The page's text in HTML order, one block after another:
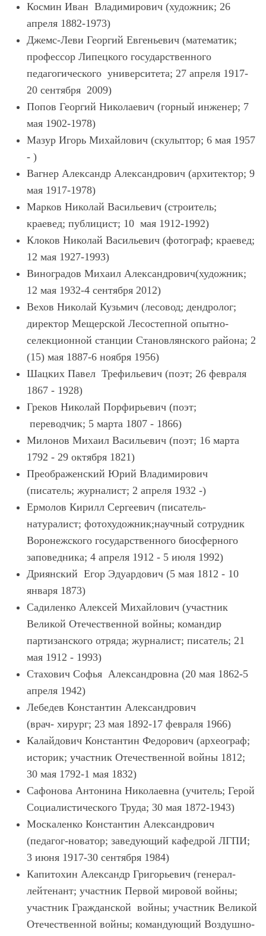
Космин Иван Владимирович (художник; 26
апреля 1882-1973)
Джемс-Леви Георгий Евгеньевич (математик;
профессор Липецкого государственного
педагогического университета; 27 апреля 1917-
20 сентября 2009)
Попов Георгий Николаевич (горный инженер; 7
мая 1902-1978)
Мазур Игорь Михайлович (скульптор; 6 мая 1957
- )
Вагнер Александр Александрович (архитектор; 9
мая 1917-1978)
Марков Николай Васильевич (строитель;
краевед; публицист; 10 мая 1912-1992)
Клоков Николай Васильевич (фотограф; краевед;
12 мая 1927-1993)
Виноградов Михаил Александрович(художник;
12 мая 1932-4 сентября 2012)
Вехов Николай Кузьмич (лесовод; дендролог;
директор Мещерской Лесостепной опытно-
селекционной станции Становлянского района; 2
(15) мая 1887-6 ноября 1956)
Шацких Павел Трефильевич (поэт; 26 февраля
1867 - 1928)
Греков Николай Порфирьевич (поэт;
переводчик; 5 марта 1807 - 1866)
Милонов Михаил Васильевич (поэт; 16 марта
1792 - 29 октября 1821)
Преображенский Юрий Владимирович
(писатель; журналист; 2 апреля 1932 -)
Ермолов Кирилл Сергеевич (писатель-
натуралист; фотохудожник;научный сотрудник
Воронежского государственного биосферного
заповедника; 4 апреля 1912 - 5 июля 1992)
Дриянский Егор Эдуардович (5 мая 1812 - 10
января 1873)
Садиленко Алексей Михайлович (участник
Великой Отечественной войны; командир
партизанского отряда; журналист; писатель; 21
мая 1912 - 1993)
Стахович Софья Александровна (20 мая 1862-5
апреля 1942)
Лебедев Константин Александрович
(врач- хирург; 23 мая 1892-17 февраля 1966)
Калайдович Константин Федорович (археограф;
историк; участник Отечественной войны 1812;
30 мая 1792-1 мая 1832)
Сафонова Антонина Николаевна (учитель; Герой
Социалистического Труда; 30 мая 1872-1943)
Москаленко Константин Александрович
(педагог-новатор; заведующий кафедрой ЛГПИ;
3 июня 1917-30 сентября 1984)
Капитохин Александр Григорьевич (генерал-
лейтенант; участник Первой мировой войны;
участник Гражданской войны; участник Великой
Отечественной войны; командующий Воздушно-